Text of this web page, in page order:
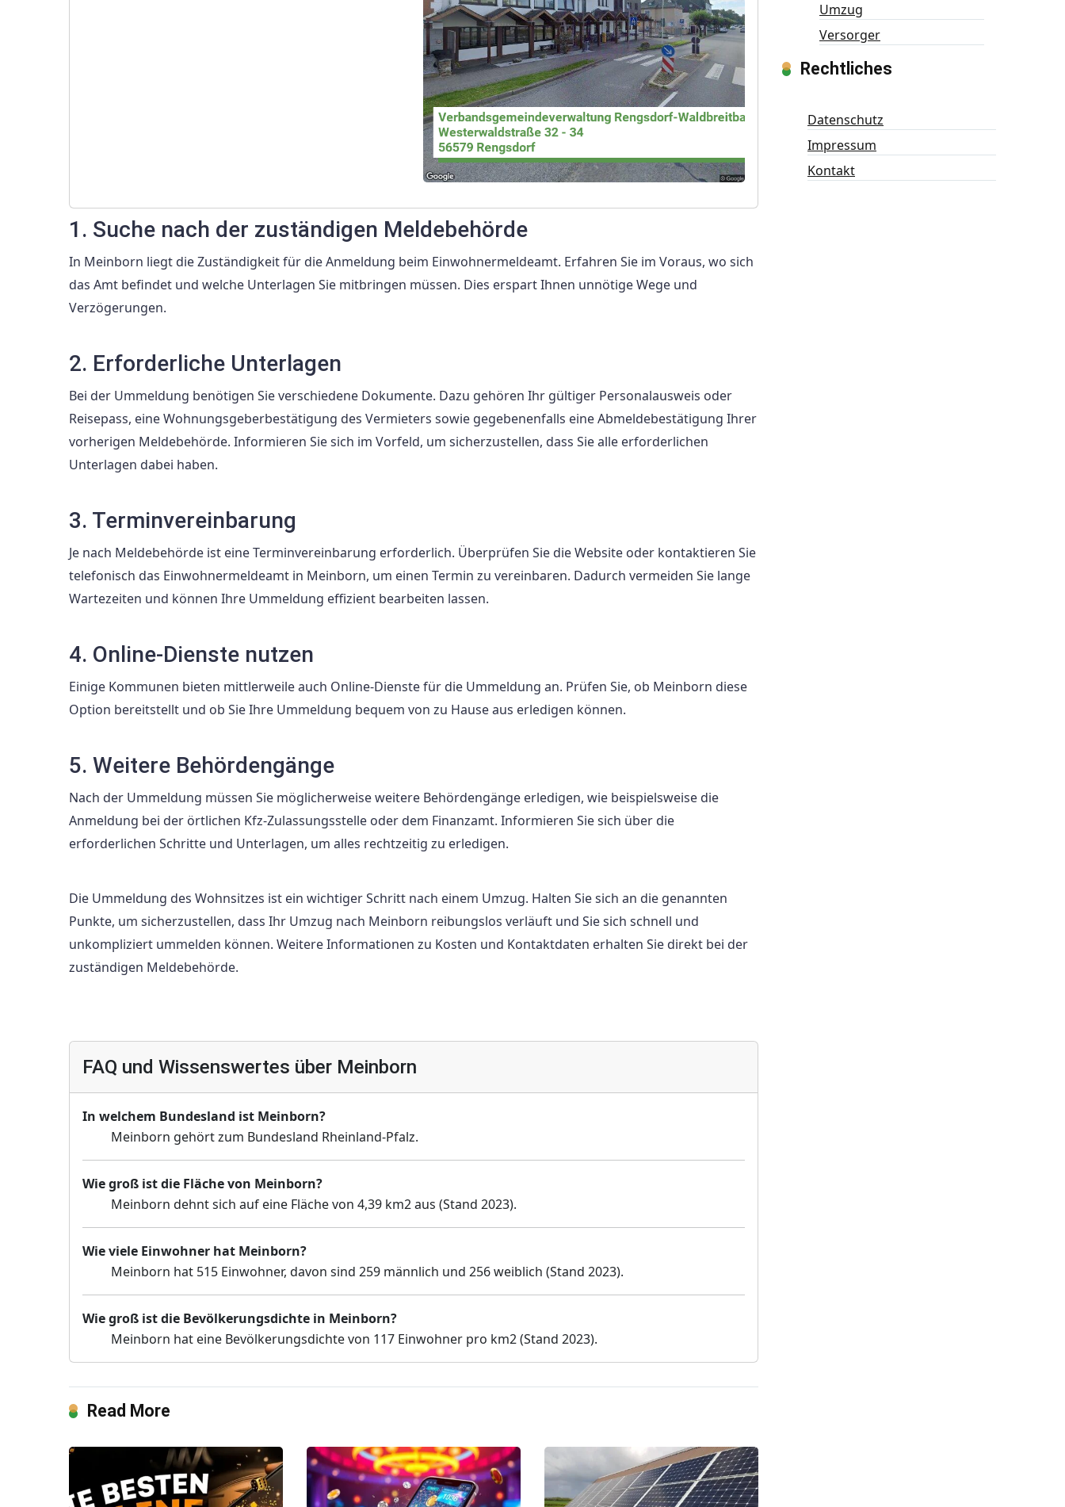
1. Suche nach der zuständigen Meldebehörde
In Meinborn liegt die Zuständigkeit für die Anmeldung beim Einwohnermeldeamt. Erfahren Sie im Voraus, wo sich
das Amt befindet und welche Unterlagen Sie mitbringen müssen. Dies erspart Ihnen unnötige Wege und
Verzögerungen.
2. Erforderliche Unterlagen
Bei der Ummeldung benötigen Sie verschiedene Dokumente. Dazu gehören Ihr gültiger Personalausweis oder
Reisepass, eine Wohnungsgeberbestätigung des Vermieters sowie gegebenenfalls eine Abmeldebestätigung Ihrer
vorherigen Meldebehörde. Informieren Sie sich im Vorfeld, um sicherzustellen, dass Sie alle erforderlichen
Unterlagen dabei haben.
3. Terminvereinbarung
Je nach Meldebehörde ist eine Terminvereinbarung erforderlich. Überprüfen Sie die Website oder kontaktieren Sie
telefonisch das Einwohnermeldeamt in Meinborn, um einen Termin zu vereinbaren. Dadurch vermeiden Sie lange
Wartezeiten und können Ihre Ummeldung effizient bearbeiten lassen.
4. Online-Dienste nutzen
Einige Kommunen bieten mittlerweile auch Online-Dienste für die Ummeldung an. Prüfen Sie, ob Meinborn diese
Option bereitstellt und ob Sie Ihre Ummeldung bequem von zu Hause aus erledigen können.
5. Weitere Behördengänge
Nach der Ummeldung müssen Sie möglicherweise weitere Behördengänge erledigen, wie beispielsweise die
Anmeldung bei der örtlichen Kfz-Zulassungsstelle oder dem Finanzamt. Informieren Sie sich über die
erforderlichen Schritte und Unterlagen, um alles rechtzeitig zu erledigen.
Die Ummeldung des Wohnsitzes ist ein wichtiger Schritt nach einem Umzug. Halten Sie sich an die genannten
Punkte, um sicherzustellen, dass Ihr Umzug nach Meinborn reibungslos verläuft und Sie sich schnell und
unkompliziert ummelden können. Weitere Informationen zu Kosten und Kontaktdaten erhalten Sie direkt bei der
zuständigen Meldebehörde.
FAQ und Wissenswertes über Meinborn
In welchem Bundesland ist Meinborn?
Meinborn gehört zum Bundesland Rheinland-Pfalz.
Wie groß ist die Fläche von Meinborn?
Meinborn dehnt sich auf eine Fläche von 4,39 km2 aus (Stand 2023).
Wie viele Einwohner hat Meinborn?
Meinborn hat 515 Einwohner, davon sind 259 männlich und 256 weiblich (Stand 2023).
Wie groß ist die Bevölkerungsdichte in Meinborn?
Meinborn hat eine Bevölkerungsdichte von 117 Einwohner pro km2 (Stand 2023).
Read More
Umzug
Versorger
Rechtliches
Datenschutz
Impressum
Kontakt